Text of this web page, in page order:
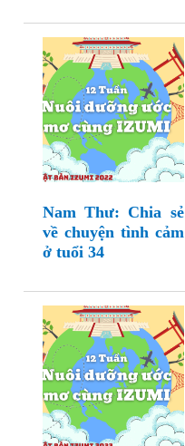
Nam Thư: Chia sẻ
về chuyện tình cảm
ở tuổi 34